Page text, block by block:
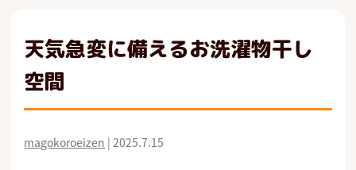
天気急変に備えるお洗濯物干し
空間
magokoroeizen |2025.7.15